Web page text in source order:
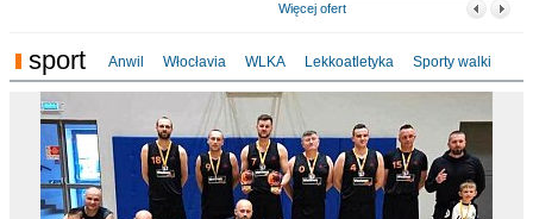
Więcej ofert
sport Anwil Włocłavia WLKA Lekkoatletyka Sporty walki